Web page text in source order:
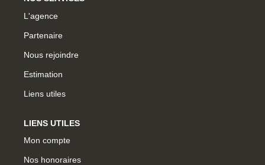
L'agence
Partenaire
Nous rejoindre
Estimation
Liens utiles
LIENS UTILES
Mon compte
Nos honoraires